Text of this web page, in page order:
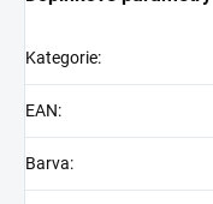
Kategorie:
EAN:
Barva: